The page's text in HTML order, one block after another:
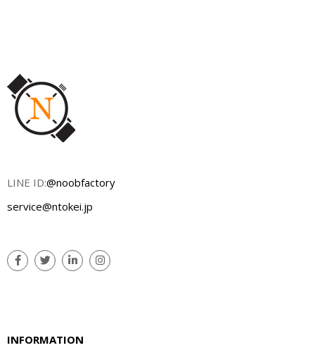
LINE ID:@noobfactory
service@ntokei.jp
INFORMATION